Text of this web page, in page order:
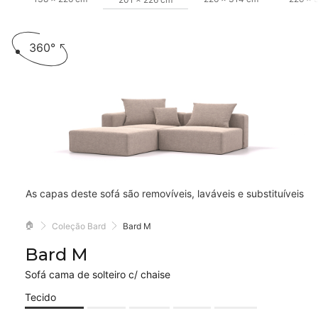
As capas deste sofá são removíveis, laváveis e substituíveis
360°
🏠 Coleção Bard Bard M
Bard M
Sofá cama de solteiro c/ chaise
Tecido